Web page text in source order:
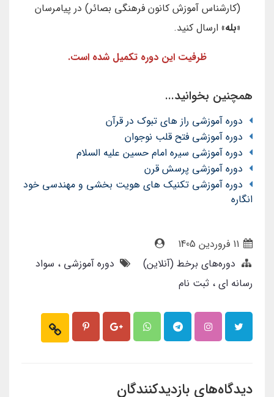
(کارشناس آموزش کانون فرهنگی بصائر) در پیامرسان
«بله» ارسال کنید.
ظرفیت این دوره تکمیل شده است.
همچنین بخوانید...
دوره آموزشی راز های تبوک در قرآن
دوره آموزشی فتح قلب نوجوان
دوره آموزشی سیره امام حسین علیه السلام
دوره آموزشی پرسش قرن
دوره آموزشی تکنیک های هویت بخشی و مهندسی خود
انگاره
دوره‌های برخط (آنلاین)
دوره آموزشی سواد
رسانه ای ثبت نام
دیدگاه‌های بازدیدکنندگان